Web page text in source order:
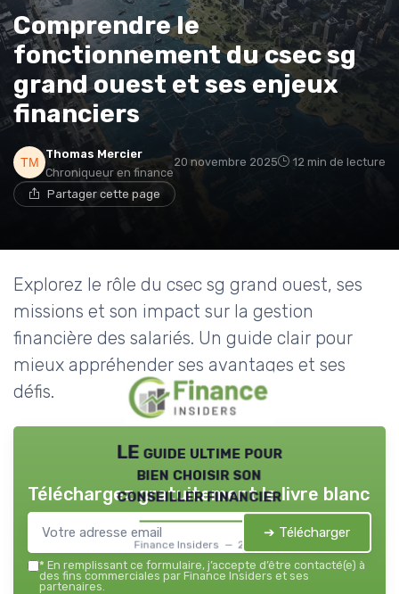
Comprendre le
fonctionnement du csec sg
grand ouest et ses enjeux
financiers
Thomas Mercier
Chroniqueur en finance
20 novembre 2025 12 min de lecture
Partager cette page
Explorez le rôle du csec sg grand ouest, ses
missions et son impact sur la gestion
financière des salariés. Un guide clair pour
mieux appréhender ses avantages et ses
défis.
LE guide ultime pour
bien choisir son
conseiller financier
Finance Insiders — 2026
Téléchargez gratuitement le livre blanc
➔ Télécharger
* En remplissant ce formulaire, j’accepte d’être contacté(e) à
des fins commerciales par Finance Insiders et ses
partenaires.